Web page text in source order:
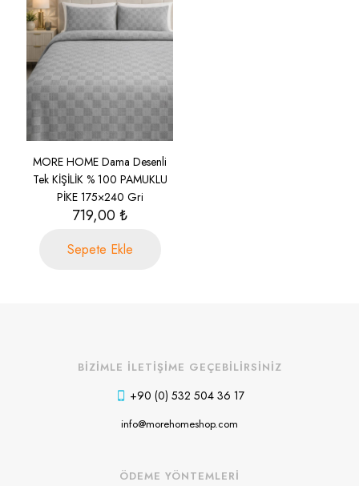
MORE HOME Dama Desenli
Tek KİŞİLİK % 100 PAMUKLU
PİKE 175×240 Gri
719,00₺
Sepete Ekle
BİZİMLE İLETİŞİME GEÇEBİLİRSİNİZ
+90 (0) 532 504 36 17
info@morehomeshop.com
ÖDEME YÖNTEMLERİ